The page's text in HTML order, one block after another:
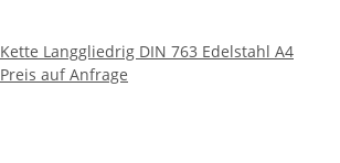
Kette Langgliedrig DIN 763 Edelstahl A4
Preis auf Anfrage